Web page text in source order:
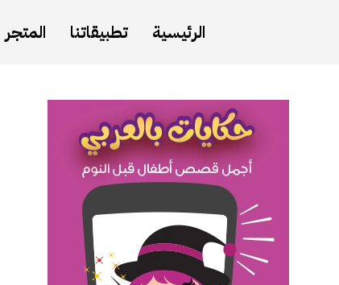
الرئيسية تطبيقاتنا المتجر